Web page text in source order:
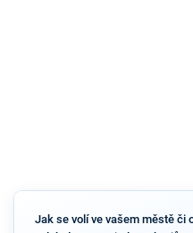
Jak se volí ve vašem městě či